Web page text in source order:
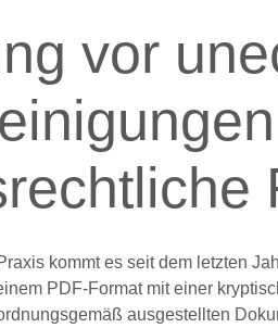
vor
kommt es seit dem letzten
PDF-Format mit einer
ausgestellten